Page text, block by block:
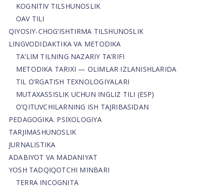
KOGNITIV TILSHUNOSLIK
OAV TILI
QIYOSIY-CHOG‘ISHTIRMA TILSHUNOSLIK
LINGVODIDAKTIKA VA METODIKA
TA’LIM TILNING NAZARIY TA’RIFI
METODIKA TARIXI — OLIMLAR IZLANISHLARIDA
TIL O’RGATISH TEXNOLOGIYALARI
MUTAXASSISLIK UCHUN INGLIZ TILI (ESP)
O’QITUVCHILARNING ISH TAJRIBASIDAN
PEDAGOGIKA. PSIXOLOGIYA
TARJIMASHUNOSLIK
JURNALISTIKA
ADABIYOT VA MADANIYAT
YOSH TADQIQOTCHI MINBARI
TERRA INCOGNITA